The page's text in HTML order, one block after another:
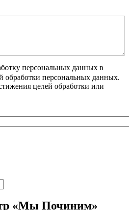
о текстовых форматах
персональных данных в
обработки персональных данных.
целей обработки или
«Мы Починим»